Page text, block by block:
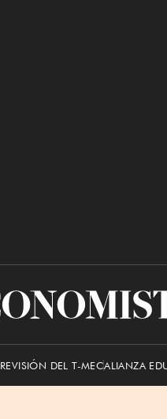
El
REVISIÓN DEL T-MECALIANZA